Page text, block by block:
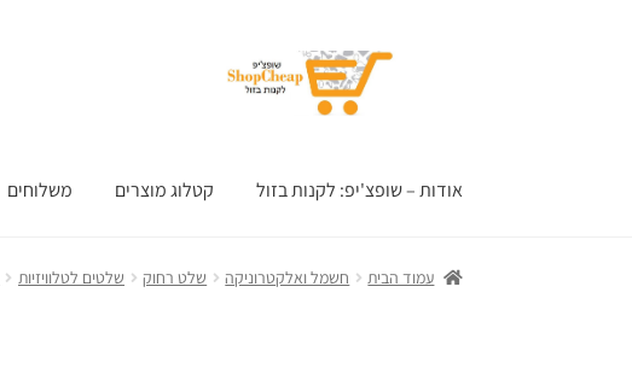
אודות – שופצ'יפ: לקנות בזול קטלוג מוצרים משלוחים
עמוד הבית חשמל ואלקטרוניקה שלט רחוק שלטים לטלוויזיות